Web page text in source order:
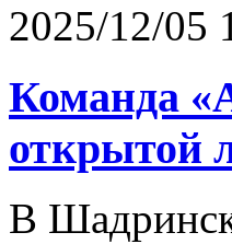
2025/12/05
Команда
В